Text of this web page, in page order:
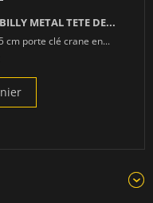
METAL TETE DE...
cm porte clé crane en...